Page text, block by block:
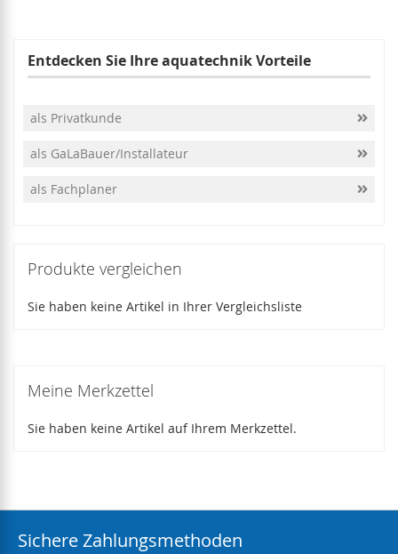
Entdecken Sie Ihre aquatechnik Vorteile
als Privatkunde
als GaLaBauer/Installateur
als Fachplaner
Produkte vergleichen
Sie haben keine Artikel in Ihrer Vergleichsliste
Meine Merkzettel
Sie haben keine Artikel auf Ihrem Merkzettel.
Sichere Zahlungsmethoden